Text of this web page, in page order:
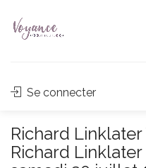
Se connecter
Richard
Richard